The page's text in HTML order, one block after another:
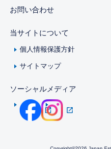
お問い合わせ
当サイトについて
個人情報保護方針
サイトマップ
ソーシャルメディア